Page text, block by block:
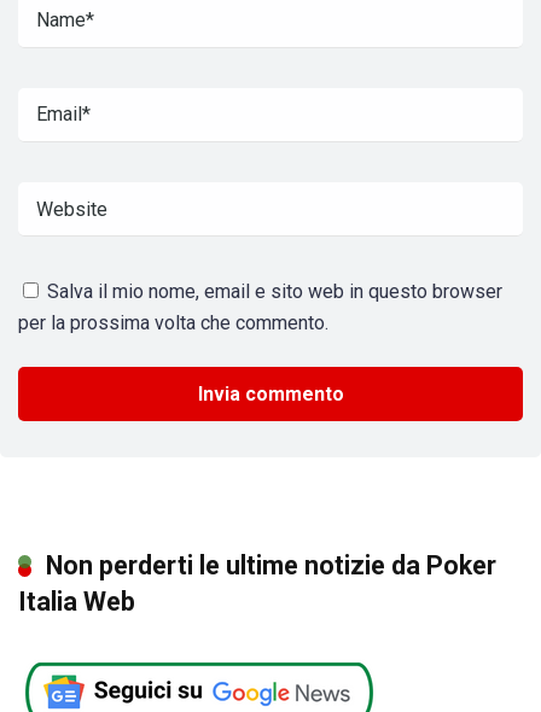
Salva il mio nome, email e sito web in questo browser
per la prossima volta che commento.
Non perderti le ultime notizie da Poker
Italia Web